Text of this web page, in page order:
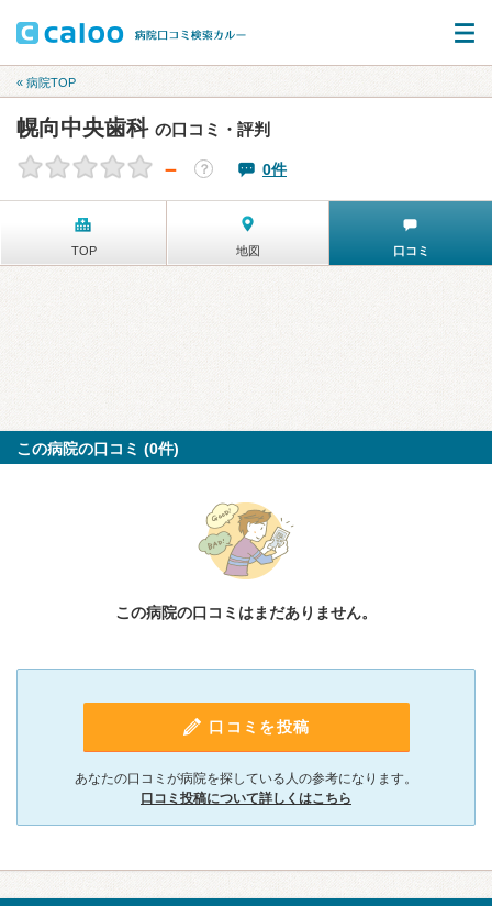
« 病院TOP
幌向中央歯科 の口コミ・評判
－ ？ 0件
TOP 地図 口コミ
この病院の口コミ (0件)
この病院の口コミはまだありません。
口コミを投稿
あなたの口コミが病院を探している人の参考になります。
口コミ投稿について詳しくはこちら